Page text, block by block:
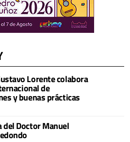
Lorente colabora
de
y buenas prácticas
del Doctor Manuel